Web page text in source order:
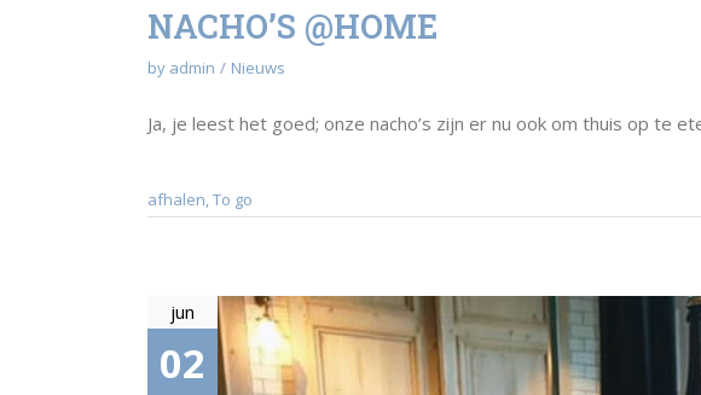
NACHO’S @HOME
by admin Nieuws
Ja, je leest het goed; onze nacho’s zijn er nu ook om thuis op te
afhalen,To go
jun
02